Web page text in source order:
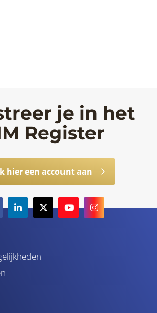
je in het
Register
hier een account aan